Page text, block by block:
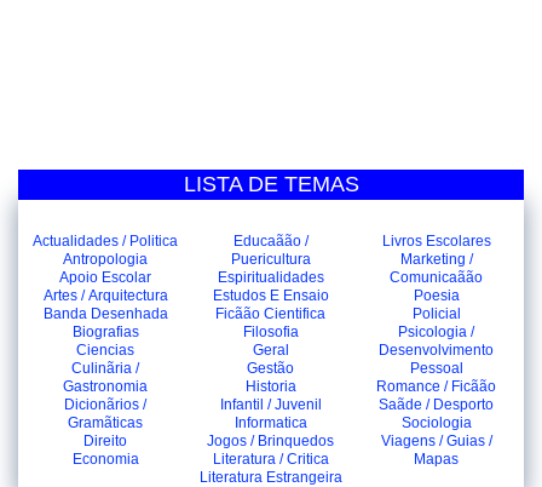
LISTA DE TEMAS
Actualidades / Politica
Antropologia
Apoio Escolar
Artes / Arquitectura
Banda Desenhada
Biografias
Ciencias
Culinãria /
Gastronomia
Dicionãrios /
Gramãticas
Direito
Economia
Educaãão /
Puericultura
Espiritualidades
Estudos E Ensaio
Ficãão Cientifica
Filosofia
Geral
Gestão
Historia
Infantil / Juvenil
Informatica
Jogos / Brinquedos
Literatura / Critica
Literatura Estrangeira
Livros Escolares
Marketing /
Comunicaãão
Poesia
Policial
Psicologia /
Desenvolvimento
Pessoal
Romance / Ficãão
Saãde / Desporto
Sociologia
Viagens / Guias /
Mapas